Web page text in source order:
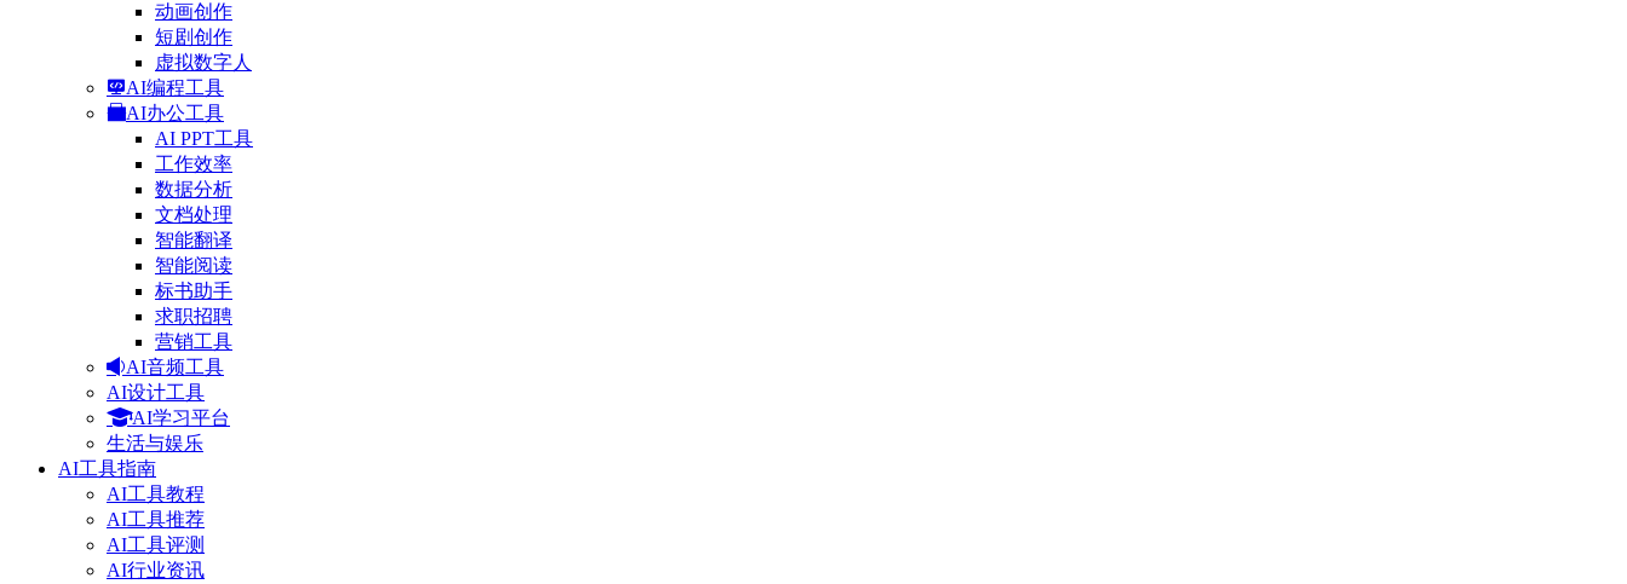
动画创作
短剧创作
虚拟数字人
AI编程工具
AI办公工具
AI PPT工具
工作效率
数据分析
文档处理
智能翻译
智能阅读
标书助手
求职招聘
营销工具
AI音频工具
AI设计工具
AI学习平台
生活与娱乐
AI工具指南
AI工具教程
AI工具推荐
AI工具评测
AI行业资讯